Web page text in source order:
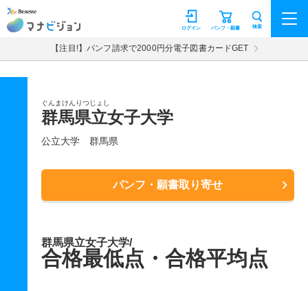
マナビジョン パンフ・願書
ログイン 検索
【注目!】パンフ請求で2000円分電子図書カードGET
ぐんまけんりつじょし
群馬県立女子大学
公立大学 群馬県
パンフ・願書取り寄せ
群馬県立女子大学/
合格最低点・合格平均点